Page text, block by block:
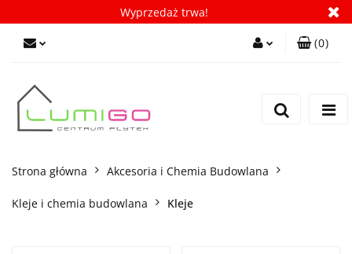
Wyprzedaż trwa!
(0)
Strona główna Akcesoria i Chemia Budowlana
Kleje i chemia budowlana Kleje